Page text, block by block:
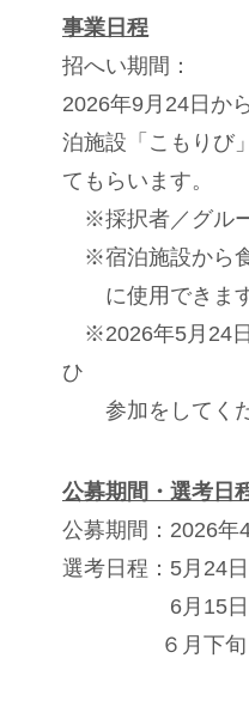
事業日程
招へい期間：
2026年9月24日か
泊施設「こもりび
てもらいます。
※採択者／グルー
※宿泊施設から食
に使用でき
※2026年5月 24
ひ
参加をしてくだ
公募期間・選考日
公募期間： 2026年
選考日程：5月24
6月 15 日
６ 月下